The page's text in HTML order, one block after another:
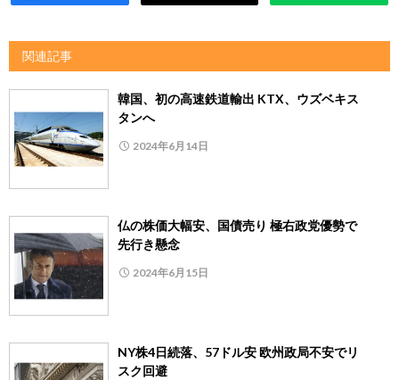
関連記事
韓国、初の高速鉄道輸出 KTX、ウズベキス
タンへ
2024年6月14日
仏の株価大幅安、国債売り 極右政党優勢で
先行き懸念
2024年6月15日
NY株4日続落、57ドル安 欧州政局不安でリ
スク回避